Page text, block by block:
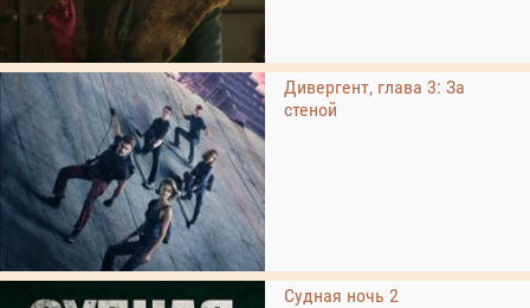
Дивергент, глава 3: За
стеной
Судная ночь 2